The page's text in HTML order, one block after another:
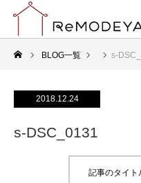
BLOG一覧 s-
2018.12.24
s-DSC_0131
記事のタイト